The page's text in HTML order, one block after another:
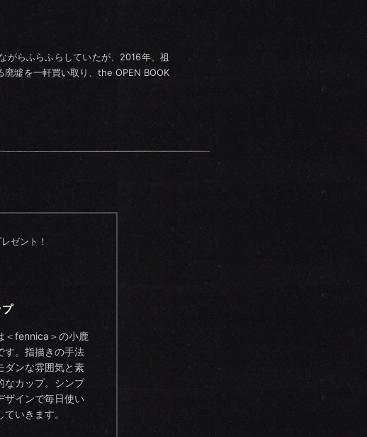
がらふらふらしていたが、2016年、祖
廃墟を一軒買い取り、the OPEN BOOK
ゼント！
＜fennica＞の小鹿
す。指描きの手法
ダンな雰囲気と素
なカップ。シンプ
ザインで毎日使い
いきます。